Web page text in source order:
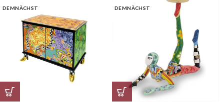
DEMNÄCHST DEMNÄCHST